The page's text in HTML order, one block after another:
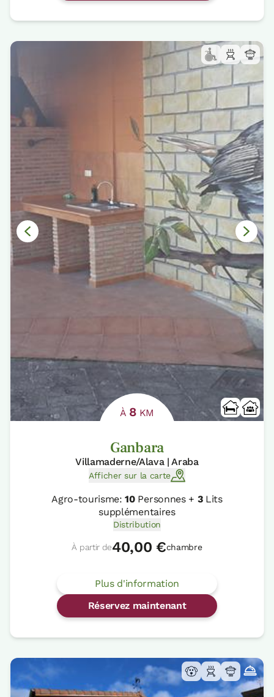
À 8 KM
Ganbara
Villamaderne/Alava | Araba
Afficher sur la carte
Agro-tourisme:10Personnes + 3Lits
supplémentaires
Distribution
À partir de40,00 €chambre
Plus d'information
Réservez maintenant